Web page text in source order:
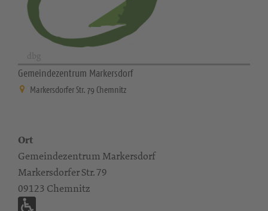
Gemeindezentrum Markersdorf
Markersdorfer Str. 79 Chemnitz
Ort
Gemeindezentrum Markersdorf
Markersdorfer Str. 79
09123 Chemnitz